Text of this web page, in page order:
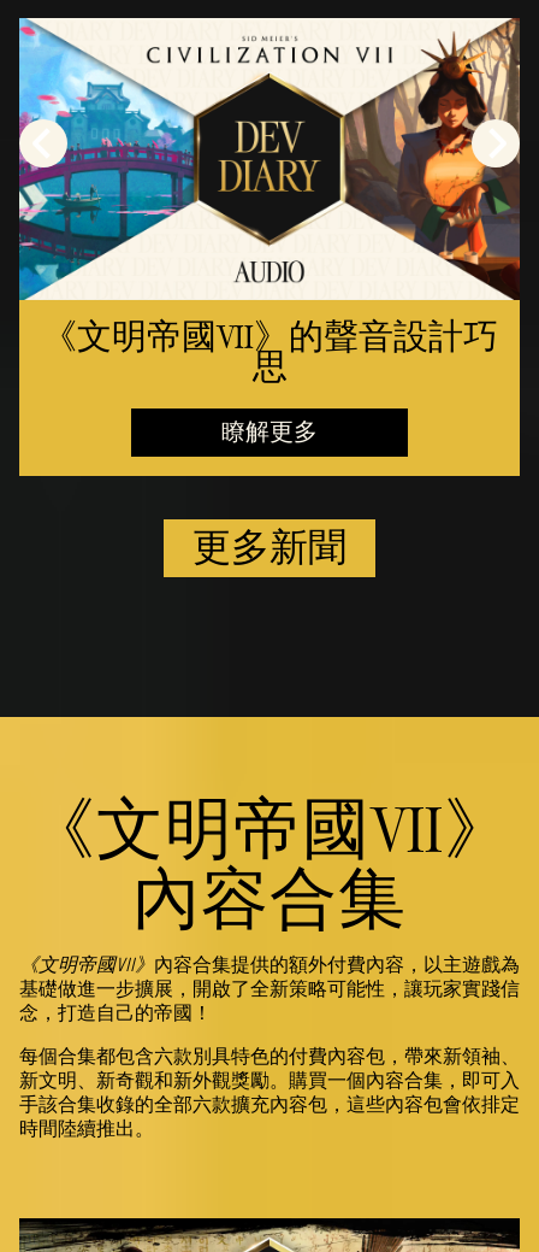
《文明帝國VII》的聲音設計巧
思
瞭解更多
更多新聞
《文明帝國VII》
內容合集
《文明帝國VII》 內容合集提供的額外付費內容，以主遊戲為
基礎做進一步擴展，開啟了全新策略可能性，讓玩家實踐信
念，打造自己的帝國！
每個合集都包含六款別具特色的付費內容包，帶來新領袖、
新文明、新奇觀和新外觀獎勵。購買一個內容合集，即可入
手該合集收錄的全部六款擴充內容包，這些內容包會依排定
時間陸續推出。